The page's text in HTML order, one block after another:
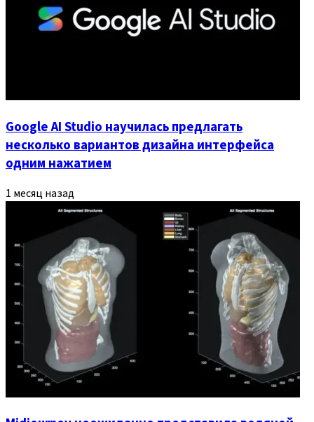
Google AI Studio научилась предлагать
несколько вариантов дизайна интерфейса
одним нажатием
1 месяц назад